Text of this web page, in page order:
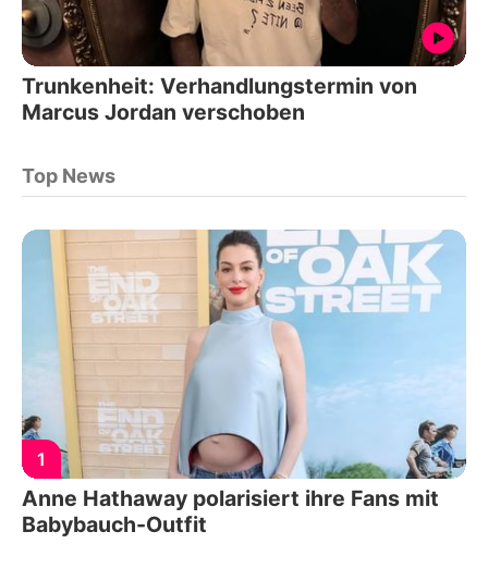
Trunkenheit: Verhandlungstermin von
Marcus Jordan verschoben
Top News
1
Anne Hathaway polarisiert ihre Fans mit
Babybauch-Outfit